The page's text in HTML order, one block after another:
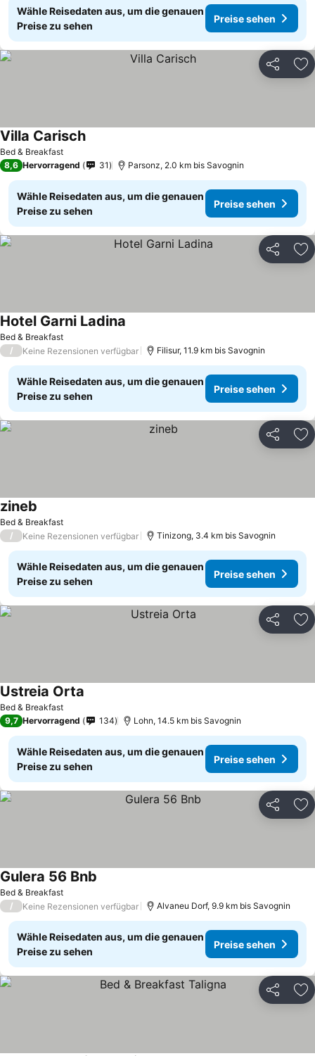
Wähle Reisedaten aus, um die genauen
Preise zu sehen
Preise sehen
Teilen
Bed & Breakfast
Villa Carisch
8,6 Hervorragend 31 Parsonz, 2.0 km bis Savognin
Wähle Reisedaten aus, um die genauen
Preise zu sehen
Preise sehen
Teilen
Bed & Breakfast
Hotel Garni Ladina
/ Keine Rezensionen verfügbar Filisur, 11.9 km bis Savognin
Wähle Reisedaten aus, um die genauen
Preise zu sehen
Preise sehen
Teilen
Bed & Breakfast
zineb
/ Keine Rezensionen verfügbar Tinizong, 3.4 km bis Savognin
Wähle Reisedaten aus, um die genauen
Preise zu sehen
Preise sehen
Teilen
Bed & Breakfast
Ustreia Orta
9,7 Hervorragend 134 Lohn, 14.5 km bis Savognin
Wähle Reisedaten aus, um die genauen
Preise zu sehen
Preise sehen
Teilen
Bed & Breakfast
Gulera 56 Bnb
/ Keine Rezensionen verfügbar Alvaneu Dorf, 9.9 km bis Savognin
Wähle Reisedaten aus, um die genauen
Preise zu sehen
Preise sehen
Teilen